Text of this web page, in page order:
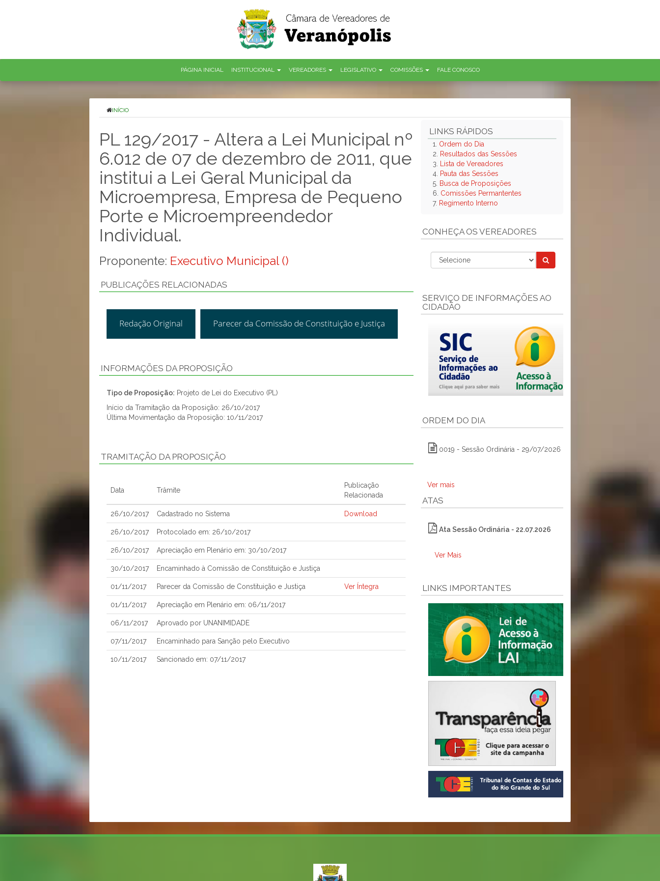
PÁGINA INICIAL INSTITUCIONAL VEREADORES LEGISLATIVO COMISSÕES FALE CONOSCO
INÍCIO
PL 129/2017 - Altera a Lei Municipal nº
6.012 de 07 de dezembro de 2011, que
institui a Lei Geral Municipal da
Microempresa, Empresa de Pequeno
Porte e Microempreendedor
Individual.
Proponente: Executivo Municipal ()
PUBLICAÇÕES RELACIONADAS
Redação Original Parecer da Comissão de Constituição e Justiça
INFORMAÇÕES DA PROPOSIÇÃO
Tipo de Proposição: Projeto de Lei do Executivo (PL)
Início da Tramitação da Proposição: 26/10/2017
Última Movimentação da Proposição: 10/11/2017
TRAMITAÇÃO DA PROPOSIÇÃO
Data Trâmite
Publicação
Relacionada
26/10/2017 Cadastrado no Sistema Download
26/10/2017 Protocolado em: 26/10/2017
26/10/2017 Apreciação em Plenário em: 30/10/2017
30/10/2017 Encaminhado à Comissão de Constituição e Justiça
01/11/2017 Parecer da Comissão de Constituição e Justiça Ver Íntegra
01/11/2017 Apreciação em Plenário em: 06/11/2017
06/11/2017 Aprovado por UNANIMIDADE
07/11/2017 Encaminhado para Sanção pelo Executivo
10/11/2017 Sancionado em: 07/11/2017
LINKS RÁPIDOS
1. Ordem do Dia
2.
Resultados das Sessões
3.
Lista de Vereadores
4. Pauta das Sessões
5. Busca de Proposições
6. Comissões Permantentes
7. Regimento Interno
CONHEÇA OS VEREADORES
SERVIÇO DE INFORMAÇÕES AO
CIDADÃO
ORDEM DO DIA
0019 - Sessão Ordinária - 29/07/2026
Ver mais
ATAS
Ata Sessão Ordinária - 22.07.2026
Ver Mais
LINKS IMPORTANTES